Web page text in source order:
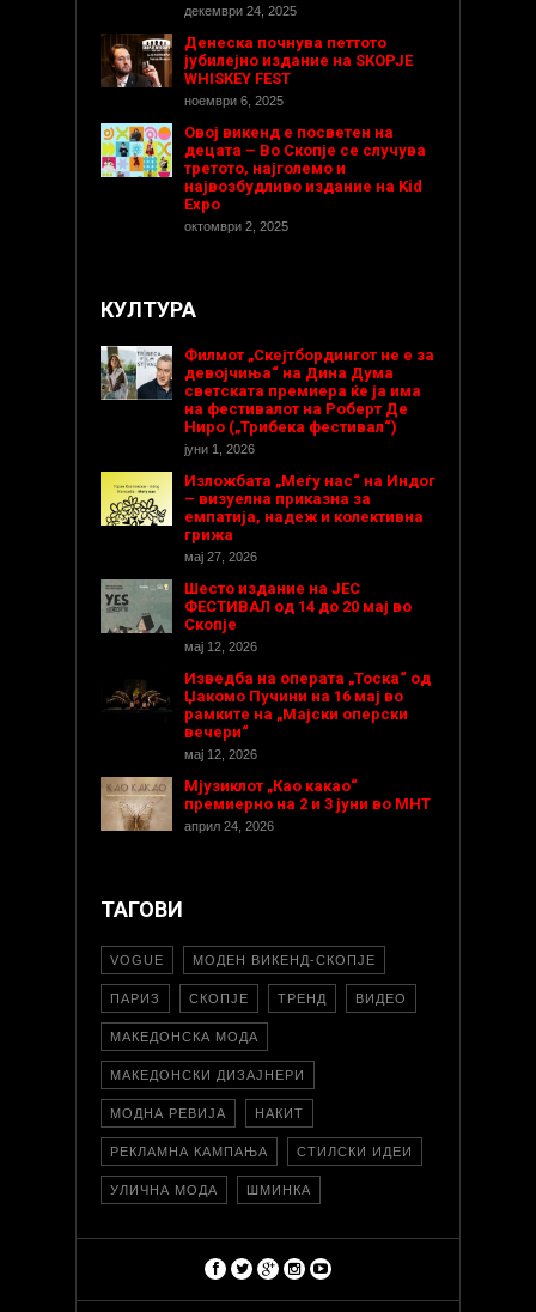
декември 24, 2025
Денеска почнува петтото
јубилејно издание на SKOPJE
WHISKEY FEST
ноември 6, 2025
Овој викенд е посветен на
децата – Во Скопје се случува
третото, најголемо и
највозбудливо издание на Kid
Expo
октомври 2, 2025
КУЛТУРА
Филмот „Скејтбордингот не е за
девојчиња“ на Дина Дума
светската премиера ќе ја има
на фестивалот на Роберт Де
Ниро („Трибека фестивал“)
јуни 1, 2026
Изложбата „Меѓу нас“ на Индог
– визуелна приказна за
емпатија, надеж и колективна
грижа
мај 27, 2026
Шесто издание на ЈЕС
ФЕСТИВАЛ од 14 до 20 мај во
Скопје
мај 12, 2026
Изведба на операта „Тоска“ од
Џакомо Пучини на 16 мај во
рамките на „Мајски оперски
вечери“
мај 12, 2026
Мјузиклот „Као какао“
премиерно на 2 и 3 јуни во МНТ
април 24, 2026
ТАГОВИ
VOGUE МОДЕН ВИКЕНД-СКОПЈЕ
ПАРИЗ СКОПЈЕ ТРЕНД ВИДЕО
МАКЕДОНСКА МОДА
МАКЕДОНСКИ ДИЗАЈНЕРИ
МОДНА РЕВИЈА НАКИТ
РЕКЛАМНА КАМПАЊА СТИЛСКИ ИДЕИ
УЛИЧНА МОДА ШМИНКА